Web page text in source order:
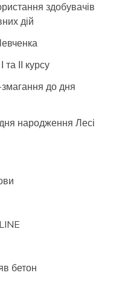
здобувачів
дій
ІІ курсу
до дня
народження Лесі
бетон